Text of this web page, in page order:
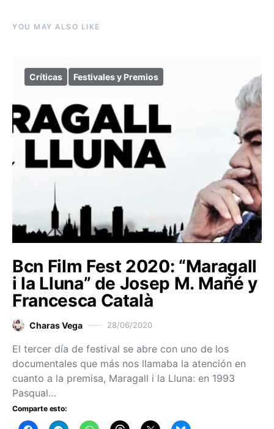
YOU MAY ALSO LIKE
Críticas Festivales y Premios
Bcn Film Fest 2020: “Maragall
i la Lluna” de Josep M. Mañé y
Francesca Català
Charas Vega 28/06/2020
El tercer día de festival se abre con uno de los
documentales que más nos llamaba la atención en
cuanto a la premisa, Maragall i la Lluna: en 1993
Pasqual…
Comparte esto: